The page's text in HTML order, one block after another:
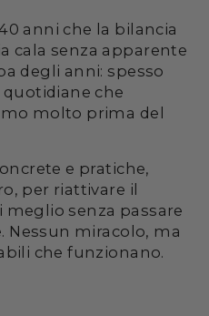
anni che la bilancia
cala senza apparente
degli anni: spesso
che
molto prima del
e pratiche,
per riattivare il
senza passare
Nessun miracolo, ma
che funzionano.